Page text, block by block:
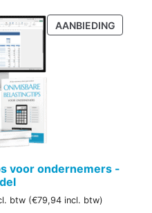
AANBIEDING
IN
voor ondernemers -
btw (€79,94incl. btw)